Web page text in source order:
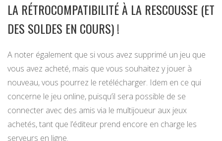
LA RÉTROCOMPATIBILITÉ À LA RESCOUSSE (ET
DES SOLDES EN COURS) !
A noter également que si vous avez supprimé un jeu que
vous avez acheté, mais que vous souhaitez y jouer à
nouveau, vous pourrez le retélécharger. Idem en ce qui
concerne le jeu online, puisqu’il sera possible de se
connecter avec des amis via le multijoueur aux jeux
achetés, tant que l’éditeur prend encore en charge les
serveurs en ligne.